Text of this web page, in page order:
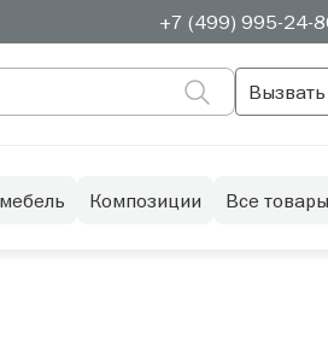
+7 (499) 995-24-
Композиции Все товары